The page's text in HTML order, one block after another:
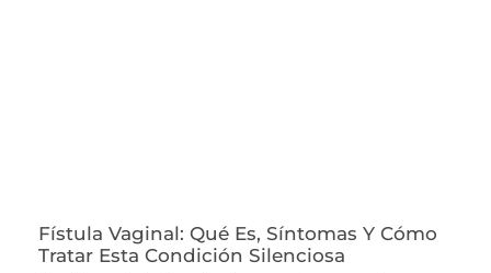
Fístula Vaginal: Qué Es, Síntomas Y Cómo
Tratar Esta Condición Silenciosa